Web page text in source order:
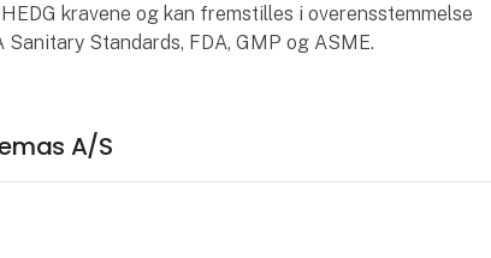
kravene og kan fremstilles i overensstemmelse
Standards, FDA, GMP og ASME.
A/S